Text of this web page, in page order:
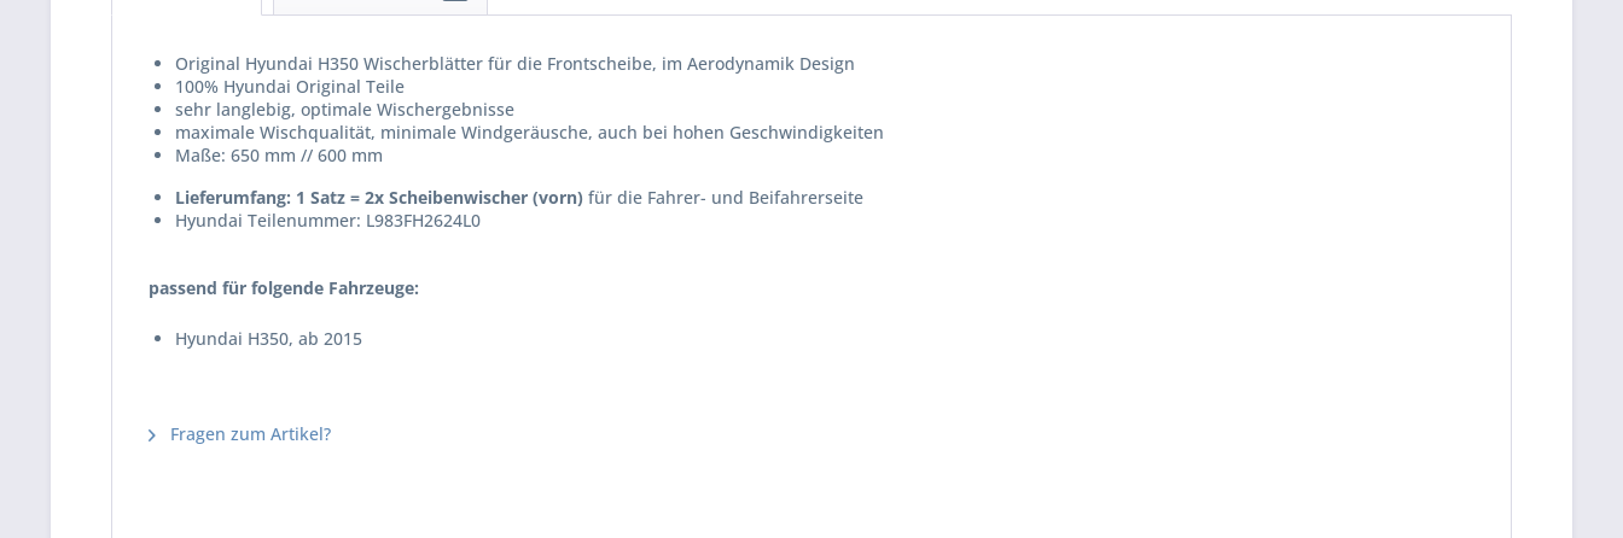
Original Hyundai H350 Wischerblätter für die Frontscheibe, im Aerodynamik Design
100% Hyundai Original Teile
sehr langlebig, optimale Wischergebnisse
maximale Wischqualität, minimale Windgeräusche, auch bei hohen Geschwindigkeiten
Maße: 650 mm // 600 mm
Lieferumfang: 1 Satz = 2x Scheibenwischer (vorn) für die Fahrer- und Beifahrerseite
Hyundai Teilenummer: L983FH2624L0
passend für folgende Fahrzeuge:
Hyundai H350, ab 2015
Fragen zum Artikel?